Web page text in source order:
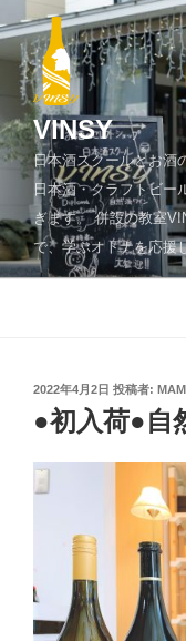
ン
ツ
へ
ッ
プ
VINSY
日本酒スクールとお酒
日本酒・クラフトビー
ぎます。 併設の教室
で、学ぶオトナを応援
投
日:
2022年4月2日 投稿者:
●初入荷●自